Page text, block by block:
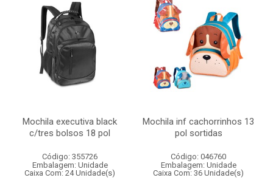
Mochila executiva black
c/tres bolsos 18 pol
Código: 355726
Embalagem: Unidade
Caixa Com: 24 Unidade(s)
Mochila inf cachorrinhos 13
pol sortidas
Código: 046760
Embalagem: Unidade
Caixa Com: 36 Unidade(s)